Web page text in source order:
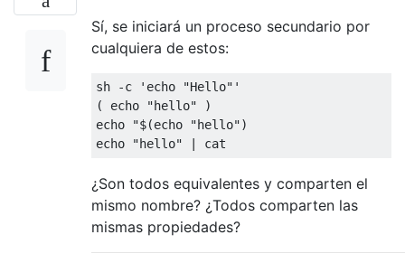
Sí, se iniciará un proceso secundario por
cualquiera de estos:
sh -c
'echo "Hello"'
(
echo "hello"
)
echo
"$(echo "hello")
echo "hello" | cat
¿Son todos equivalentes y comparten el
mismo nombre? ¿Todos comparten las
mismas propiedades?